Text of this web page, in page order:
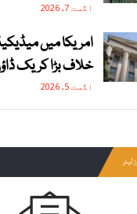
اگست 7, 2026
امریکا میں
خلاف بڑا کریک ڈاؤن، 19
اگست 5, 2026
لیٹر